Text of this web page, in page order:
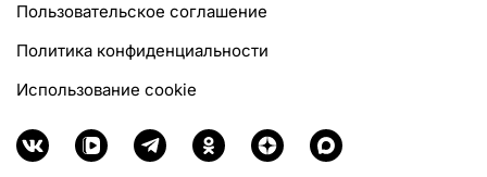
Пользовательское соглашение
Политика конфиденциальности
Использование cookie